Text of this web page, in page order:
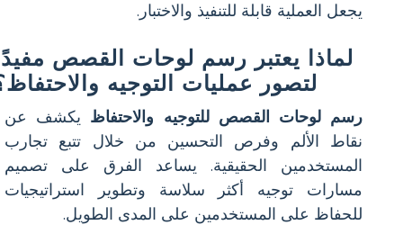
يجعل العملية قابلة للتنفيذ والاختبار.
لماذا يعتبر رسم لوحات القصص
لتصور عمليات التوجيه
رسم لوحات القصص للتوجيه والاحتفاظ يكشف عن
نقاط الألم وفرص التحسين من خلال تتبع تجارب
المستخدمين الحقيقية. يساعد الفرق على تصميم
مسارات توجيه أكثر سلاسة وتطوير استراتيجيات
للحفاظ على المستخدمين على المدى الطويل.